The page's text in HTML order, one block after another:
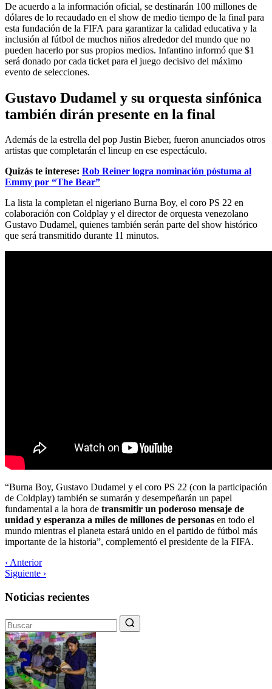
De acuerdo a la información oficial, se destinarán 100 millones de
dólares de lo recaudado en el show de medio tiempo de la final para
esta fundación de la FIFA para garantizar la calidad educativa y la
inclusión al fútbol de muchos niños alrededor del mundo que no
pueden hacerlo por sus propios medios. Infantino informó que $1
será donado por cada ticket para el juego decisivo del máximo
evento de selecciones.
Gustavo Dudamel y su orquesta sinfónica
también dirán presente en la final
Además de la estrella del pop Justin Bieber, fueron anunciados otros
artistas que completarán el lineup en ese espectáculo.
Quizás te interese: Rob Reiner logra nominación póstuma al
Emmy por “The Bear”
La lista la completan el nigeriano Burna Boy, el coro PS 22 en
colaboración con Coldplay y el director de orquesta venezolano
Gustavo Dudamel, quienes también serán parte del show histórico
que será transmitido durante 11 minutos.
“Burna Boy, Gustavo Dudamel y el coro PS 22 (con la participación
de Coldplay) también se sumarán y desempeñarán un papel
fundamental a la hora de transmitir un poderoso mensaje de
unidad y esperanza a miles de millones de personas en todo el
mundo mientras el planeta estará unido en el partido de fútbol más
importante de la historia”, complementó el presidente de la FIFA.
‹ Anterior
Siguiente ›
Noticias recientes